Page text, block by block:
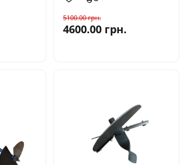
5100.00грн.
4600.00 грн.